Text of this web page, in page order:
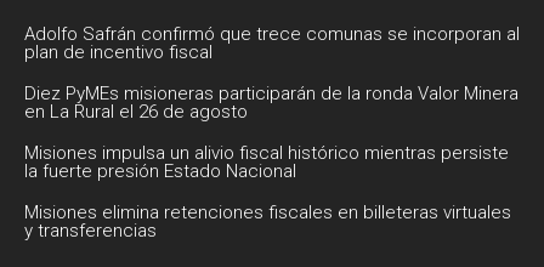
Adolfo Safrán confirmó que trece comunas se incorporan al
plan de incentivo fiscal
Diez PyMEs misioneras participarán de la ronda Valor Minera
en La Rural el 26 de agosto
Misiones impulsa un alivio fiscal histórico mientras persiste
la fuerte presión Estado Nacional
Misiones elimina retenciones fiscales en billeteras virtuales
y transferencias